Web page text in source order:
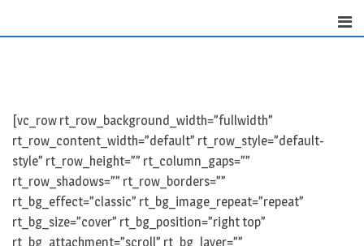
[vc_row rt_row_background_width=”fullwidth”
rt_row_content_width=”default” rt_row_style=”default-
style” rt_row_height=”” rt_column_gaps=””
rt_row_shadows=”” rt_row_borders=””
rt_bg_effect=”classic” rt_bg_image_repeat=”repeat”
rt_bg_size=”cover” rt_bg_position=”right top”
rt_bg_attachment=”scroll” rt_bg_layer=””